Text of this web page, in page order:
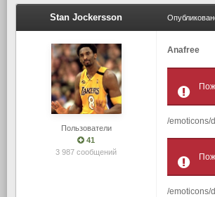
Stan Jockersson
Пользователи
41
3 987 сообщений
Anafree
/emoticons/
/emoticons/